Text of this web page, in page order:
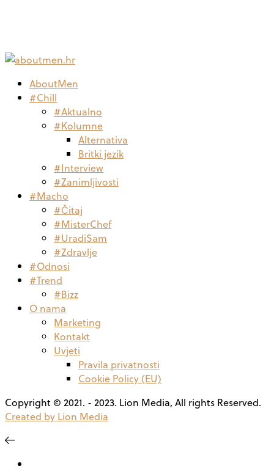
AboutMen
#Chill
#Aktualno
#Kolumne
Alternativa
Britki jezik
#Interview
#Zanimljivosti
#Macho
#Čitaj
#MisterChef
#UradiSam
#Zdravlje
#Odnosi
#Trend
#Bizz
O nama
Marketing
Kontakt
Uvjeti
Pravila privatnosti
Cookie Policy (EU)
Copyright © 2021. - 2023. Lion Media, All rights Reserved.
Created by Lion Media